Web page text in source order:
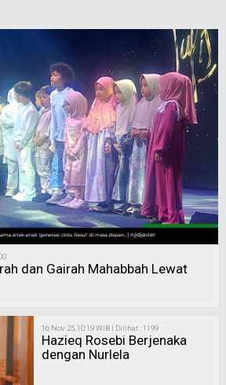
dan Gairah Mahabbah Lewat
16 Nov 25, 10:19 WIB | Dilihat : 1199
Hazieq Rosebi Berjenaka
dengan Nurlela